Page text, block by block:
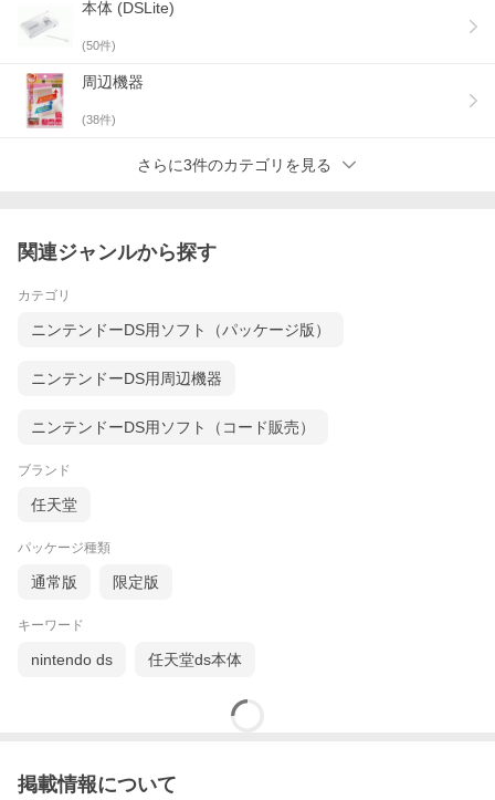
本体 (DSLite)
(50件)
周辺機器
(38件)
さらに3件のカテゴリを見る
関連ジャンルから探す
カテゴリ
ニンテンドーDS用ソフト（パッケージ版）
ニンテンドーDS用周辺機器
ニンテンドーDS用ソフト（コード販売）
ブランド
任天堂
パッケージ種類
通常版 限定版
キーワード
nintendo ds 任天堂ds本体
掲載情報について